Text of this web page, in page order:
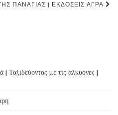
ΠΑΝΑΓΊΑΣ | ΕΚΔΌΣΕΙΣ ΆΓΡΑ
Ταξιδεύοντας με τις αλκυόνες |